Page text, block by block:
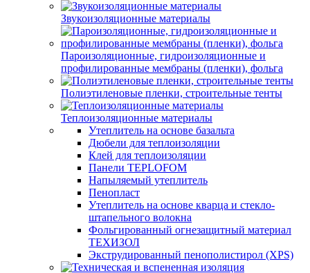
Звукоизоляционные материалы
Пароизоляционные, гидроизоляционные и
профилированные мембраны (пленки), фольга
Полиэтиленовые пленки, строительные тенты
Теплоизоляционные материалы
Утеплитель на основе базальта
Дюбели для теплоизоляции
Клей для теплоизоляции
Панели TEPLOFOM
Напыляемый утеплитель
Пенопласт
Утеплитель на основе кварца и стекло-
штапельного волокна
Фольгированный огнезащитный материал
ТЕХИЗОЛ
Экструдированный пенополистирол (XPS)